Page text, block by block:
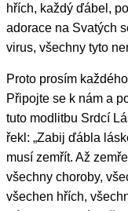
hřích, každý ďábel,
adorace na Svatých
virus, všechny tyto
Proto prosím
Připojte se k nám a
tuto modlitbu Srdcí
řekl: „Zabij ďábla
musí zemřít. Až
všechny choroby,
všechen hřích,